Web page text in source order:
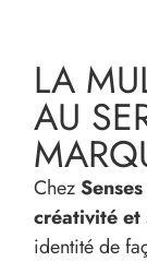
LA
AU
Chez
créativité et
identité de